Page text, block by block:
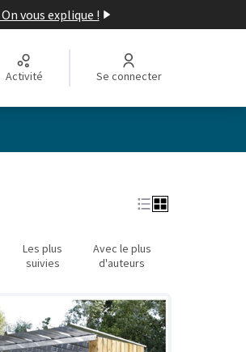
vous explique !
Activité Se connecter
Les plus
suivies
Avec le plus
d'auteurs